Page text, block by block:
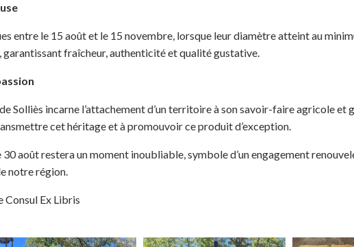
entre le 15 août et le 15 novembre, lorsque leur diamètre atteint au
fraîcheur, authenticité et qualité gustative.
Solliès incarne l’attachement d’un territoire à son savoir-faire agricole et
cet héritage et à promouvoir ce produit d’exception.
août restera un moment inoubliable, symbole d’un engagement
notre région.
Ex Libris